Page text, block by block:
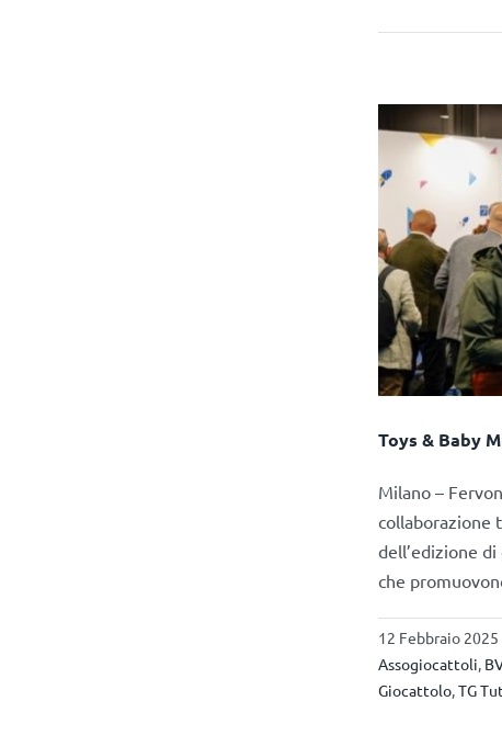
Toys & Baby
Milano –
collaborazione
dell’edizione
che
12 Febbraio 2025
Assogiocattoli,
Giocattolo,TG